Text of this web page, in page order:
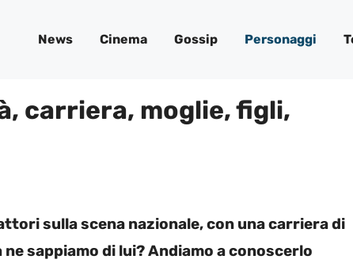
News Cinema Gossip Personaggi
carriera, moglie, figli,
sulla scena nazionale, con una carriera di
sappiamo di lui? Andiamo a conoscerlo